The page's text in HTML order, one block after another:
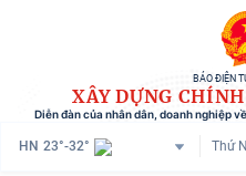
BÁO ĐIỆN
XÂY DỰNG
Diễn đàn của nhân dân, doanh nghiệp
HN 23°-32° Thứ